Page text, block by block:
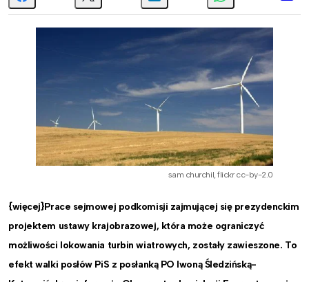
sam churchil, flickr cc-by-2.0
{więcej}Prace sejmowej podkomisji zajmującej się prezydenckim
projektem ustawy krajobrazowej, która może ograniczyć
możliwości lokowania turbin wiatrowych, zostały zawieszone. To
efekt walki posłów PiS z posłanką PO Iwoną Śledzińską-